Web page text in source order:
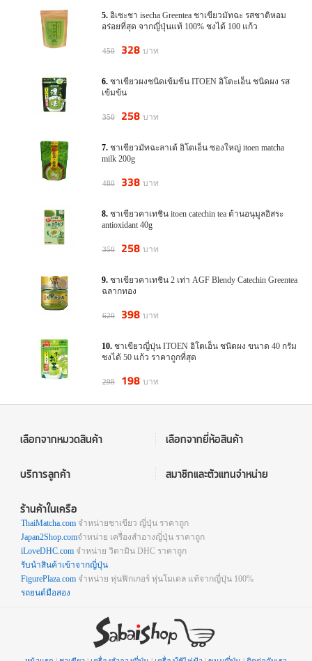
อิเซะชา isecha Greentea ชาเขียวมัทฉะ รสชาติหอม
อร่อยที่สุด จากญี่ปุ่นแท้ 100% ชงได้ 100 แก้ว
450 328 บาท
ชาเขียวผงชนิดเข้มข้น ITOEN อิโตะเอ็น ชนิดผง รส
เข้มข้น
350 258 บาท
ชาเขียวมัทฉะลาเต้ อิโตเอ็น ซองใหญ่ itoen matcha
milk 200g
480 338 บาท
ชาเขียวคาเทชิน itoen catechin tea ต้านอนุมูลอิสระ
antioxidant 40g
350 258 บาท
ชาเขียวคาเทชิน 2 เท่า AGF Blendy Catechin Greentea
ฉลากทอง
620 398 บาท
ชาเขียวญี่ปุ่น ITOEN อิโตเอ็น ชนิดผง ขนาด 40 กรัม
ชงได้ 50 แก้ว ราคาถูกที่สุด
298 198 บาท
เลือกจากหมวดสินค้า เลือกจากยี่ห้อสินค้า
บริการลูกค้า สมาชิกและตัวแทนจำหน่าย
ร้านค้าในเครือ
ThaiMatcha.com จำหน่ายชาเขียว ญี่ปุ่น ราคาถูก
Japan2Shop.comจำหน่าย เครื่องสำอางญี่ปุ่น ราคาถูก
iLoveDHC.com จำหน่าย วิตามิน DHC ราคาถูก
รับนำสินค้าเข้าจากญี่ปุ่น
FigurePlaza.com จำหน่าย หุ่นฟิกเกอร์ หุ่นโมเดล แท้จากญี่ปุ่น 100%
รถยนต์มือสอง